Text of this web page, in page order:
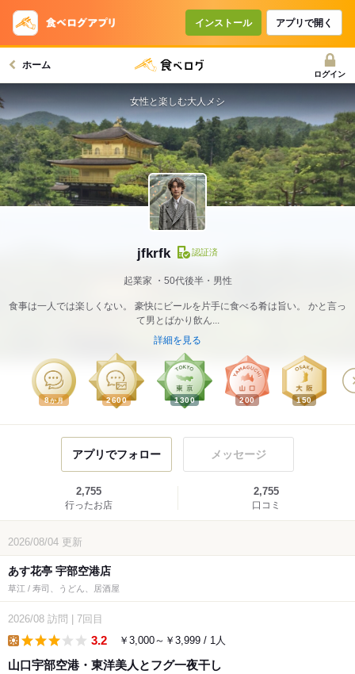
インストール アプリで開く
ホーム
ログイン
jfkrfk 認証済
起業家 50代後半・男性
食事は一人では楽しくない。 豪快にビールを片手に食べる肴は旨い。 かと言っ
て男とばかり飲ん...
詳細を見る
8か月 2600 1300 200 150
女性と楽しむ大人メシ
アプリでフォロー メッセージ
2,755
行ったお店
2,755
口コミ
2026/08/04 更新
あす花亭 宇部空港店
草江 / 寿司、うどん、居酒屋
2026/08 訪問 7回目
3.2 ￥3,000～￥3,999 / 1人
山口宇部空港・東洋美人とフグ一夜干し